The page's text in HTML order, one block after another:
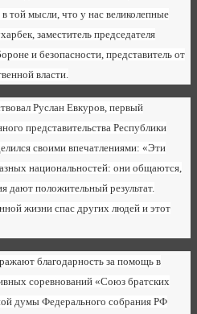
той мысли, что у нас великолепные
заместитель председателя
и безопасности, представитель от
власти.
Руслан Евкуров, первый
представительства Республики
своими впечатлениями: «Эти
национальностей: они общаются,
дают положительный результат.
жизни спас других людей и этот
благодарность за помощь в
соревнований «Союз братских
думы Федерального собрания РФ